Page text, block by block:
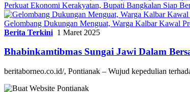
Perkuat Ekonomi Kerakyatan, Bupati Bangkalan Siap
Gelombang Dukungan Menguat, Warga Kalbar Kawal
Berita Terkini 1 Maret 2025
Bhabinkamtibmas Sungai Jawi Dalam
beritaborneo.co.id/, Pontianak – Wujud kepedulian